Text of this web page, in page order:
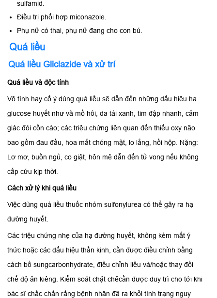
sulfamid.
Điều trị phối hợp miconazole.
Phụ nữ có thai, phụ nữ đang cho con bú.
Quá liều
Quá liều Gliclazide và xử trí
Quá liều và độc tính
Vô tình hay cố ý dùng quá liều sẽ dẫn đến những dấu hiệu hạ
glucose huyết như vã mồ hôi, da tái xanh, tim đập nhanh, cảm
giác đói cồn cào; các triệu chứng liên quan đến thiếu oxy não
bao gồm đau đầu, hoa mắt chóng mặt, lo lắng, hồi hộp. Nặng:
Lơ mơ, buồn ngủ, co giật, hôn mê dẫn đến tử vong nếu không
cấp cứu kịp thời.
Cách xử lý khi quá liều
Việc dùng quá liều thuốc nhóm sulfonylurea có thể gây ra hạ
đường huyết.
Các triệu chứng nhẹ của hạ đường huyết, không kèm mất ý
thức hoặc các dấu hiệu thần kinh, cần được điều chỉnh bằng
cách bổ sungcarbonhydrate, điều chỉnh liều và/hoặc thay đổi
chế độ ăn kiêng. Kiểm soát chặt chẽcần được duy trì cho tới khi
bác sĩ chắc chắn rằng bệnh nhân đã ra khỏi tình trạng nguy